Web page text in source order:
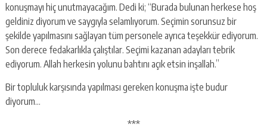
konuşmayı hiç unutmayacağım. Dedi ki; “Burada bulunan herkese hoş
geldiniz diyorum ve saygıyla selamlıyorum. Seçimin sorunsuz bir
şekilde yapılmasını sağlayan tüm personele ayrıca teşekkür ediyorum.
Son derece fedakarlıkla çalıştılar. Seçimi kazanan adayları tebrik
ediyorum. Allah herkesin yolunu bahtını açık etsin inşallah.”
Bir topluluk karşısında yapılması gereken konuşma işte budur
diyorum…
***